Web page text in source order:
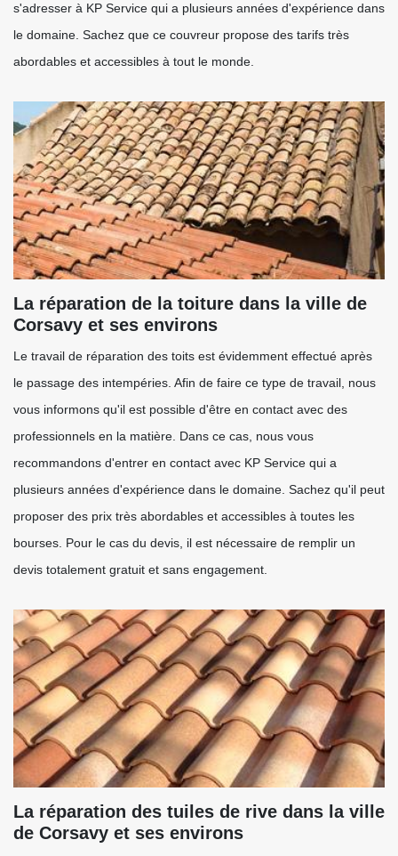
s'adresser à KP Service qui a plusieurs années d'expérience dans
le domaine. Sachez que ce couvreur propose des tarifs très
abordables et accessibles à tout le monde.
La réparation de la toiture dans la ville de
Corsavy et ses environs
Le travail de réparation des toits est évidemment effectué après
le passage des intempéries. Afin de faire ce type de travail, nous
vous informons qu'il est possible d'être en contact avec des
professionnels en la matière. Dans ce cas, nous vous
recommandons d'entrer en contact avec KP Service qui a
plusieurs années d'expérience dans le domaine. Sachez qu'il peut
proposer des prix très abordables et accessibles à toutes les
bourses. Pour le cas du devis, il est nécessaire de remplir un
devis totalement gratuit et sans engagement.
La réparation des tuiles de rive dans la ville
de Corsavy et ses environs